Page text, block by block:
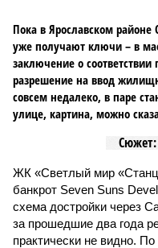
Пока в Ярославском
уже получают ключи – в
заключение о
разрешение на ввод
совсем недалеко, в паре
улице, картина, можно
Сюжет:
ЖК «Светлый мир
банкрот Seven Suns
схема достройки через
за прошедшие два года
практически не видно. По